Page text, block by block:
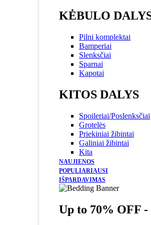
KĖBULO
Pilni komplektai
Bamperiai
Slenksčiai
Sparnai
Kapotai
KITOS DALYS
Spoileriai/Poslenksčiai
Grotelės
Priekiniai žibintai
Galiniai žibintai
Kita
NAUJIENOS
POPULIARIAUSI
IŠPARDAVIMAS
Up to 70% OFF -